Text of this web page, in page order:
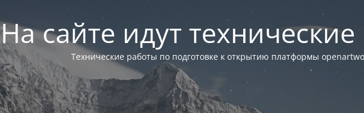
На сайте идут
Технические работы по подготовке к открытию платформы